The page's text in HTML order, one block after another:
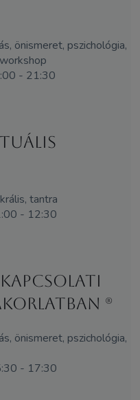
önismeret, pszichológia,
- 21:30
tantra
- 12:30
(R)
önismeret, pszichológia,
- 17:30